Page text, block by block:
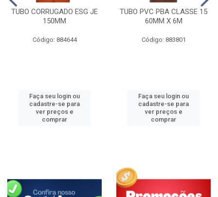
TUBO CORRUGADO ESG JE
150MM
Código: 884644
Faça seu login ou
cadastre-se para
ver preços e
comprar
TUBO PVC PBA CLASSE 15
60MM X 6M
Código: 883801
Faça seu login ou
cadastre-se para
ver preços e
comprar